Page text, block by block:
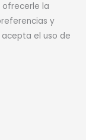
ofrecerle la
y
el uso de